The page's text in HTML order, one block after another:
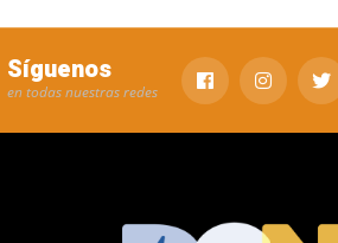
Síguenos
en todas nuestras redes